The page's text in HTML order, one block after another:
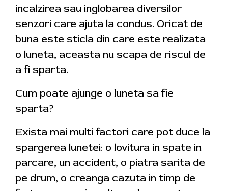
incalzirea sau inglobarea diversilor
senzori care ajuta la condus. Oricat de
buna este sticla din care este realizata
o luneta, aceasta nu scapa de riscul de
a fi sparta.
Cum poate ajunge o luneta sa fie
sparta?
Exista mai multi factori care pot duce la
spargerea lunetei: o lovitura in spate in
parcare, un accident, o piatra sarita de
pe drum, o creanga cazuta in timp de